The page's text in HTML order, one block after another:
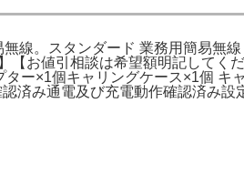
線。スタンダード 業務用簡易無
【お値引相談は希望額明記して
ー×1個キャリングケース×1個 キ
済み通電及び充電動作確認済み